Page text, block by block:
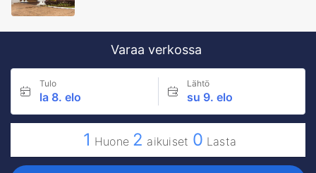
Varaa verkossa
Tulo
la 8. elo
Lähtö
su 9. elo
1 Huone 2 aikuiset 0 Lasta